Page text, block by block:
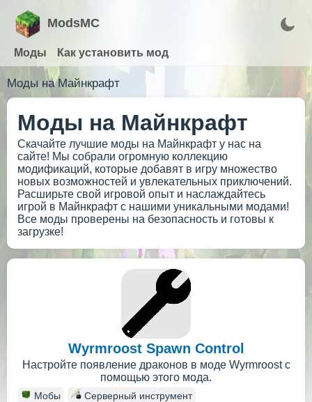
ModsMC
Моды Как установить мод
Моды на Майнкрафт
Моды на Майнкрафт
Скачайте лучшие моды на Майнкрафт у нас на
сайте! Мы собрали огромную коллекцию
модификаций, которые добавят в игру множество
новых возможностей и увлекательных приключений.
Расширьте свой игровой опыт и наслаждайтесь
игрой в Майнкрафт с нашими уникальными модами!
Все моды проверены на безопасность и готовы к
загрузке!
Wyrmroost Spawn Control
Настройте появление драконов в моде Wyrmroost с
помощью этого мода.
Мобы Серверный инструмент